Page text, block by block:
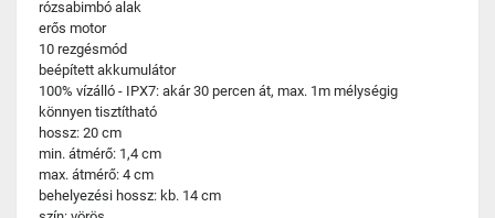
rózsabimbó alak
erős motor
10 rezgésmód
beépített akkumulátor
100% vízálló - IPX7: akár 30 percen át, max. 1m mélységig
könnyen tisztítható
hossz: 20 cm
min. átmérő: 1,4 cm
max. átmérő: 4 cm
behelyezési hossz: kb. 14 cm